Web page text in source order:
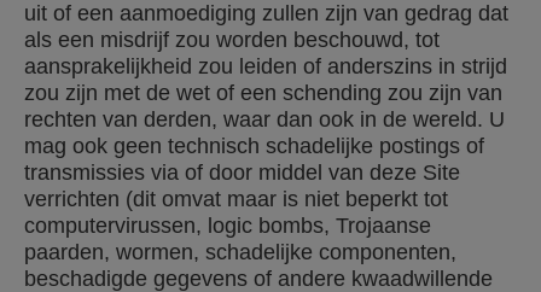
uit of een aanmoediging zullen zijn van gedrag dat
als een misdrijf zou worden beschouwd, tot
aansprakelijkheid zou leiden of anderszins in strijd
zou zijn met de wet of een schending zou zijn van
rechten van derden, waar dan ook in de wereld. U
mag ook geen technisch schadelijke postings of
transmissies via of door middel van deze Site
verrichten (dit omvat maar is niet beperkt tot
computervirussen, logic bombs, Trojaanse
paarden, wormen, schadelijke componenten,
beschadigde gegevens of andere kwaadwillende